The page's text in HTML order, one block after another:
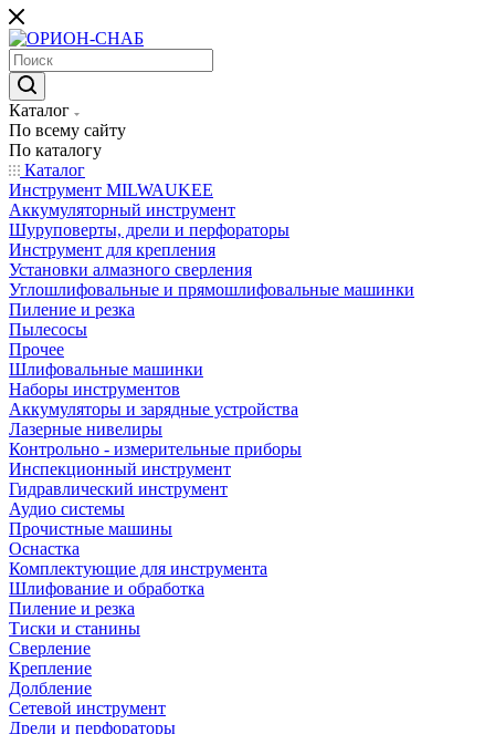
Каталог
По всему сайту
По каталогу
Каталог
Инструмент MILWAUKEE
Аккумуляторный инструмент
Шуруповерты, дрели и перфораторы
Инструмент для крепления
Установки алмазного сверления
Углошлифовальные и прямошлифовальные машинки
Пиление и резка
Пылесосы
Прочее
Шлифовальные машинки
Наборы инструментов
Аккумуляторы и зарядные устройства
Лазерные нивелиры
Контрольно - измерительные приборы
Инспекционный инструмент
Гидравлический инструмент
Аудио системы
Прочистные машины
Оснастка
Комплектующие для инструмента
Шлифование и обработка
Пиление и резка
Тиски и станины
Сверление
Крепление
Долбление
Сетевой инструмент
Дрели и перфораторы